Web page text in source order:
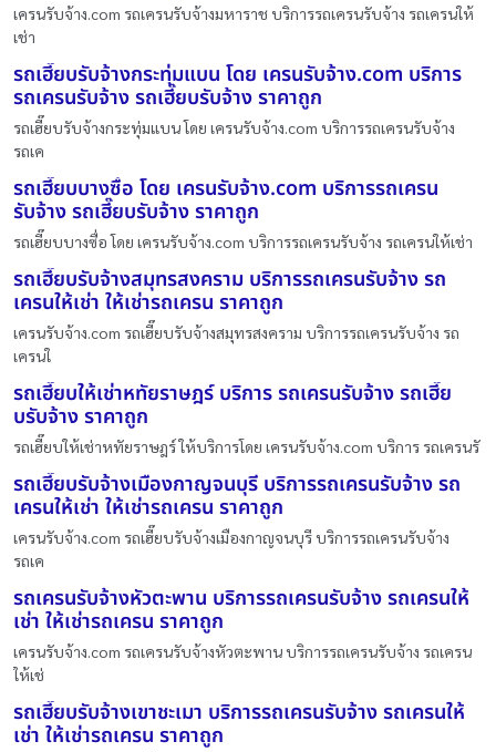
เครนรับจ้าง.com รถเครนรับจ้างมหาราช บริการรถเครนรับจ้าง รถเครนให้
เช่า
รถเฮี๊ยบรับจ้างกระทุ่มแบน โดย เครนรับจ้าง.com บริการ
รถเครนรับจ้าง รถเฮี๊ยบรับจ้าง ราคาถูก
รถเฮี๊ยบรับจ้างกระทุ่มแบน โดย เครนรับจ้าง.com บริการรถเครนรับจ้าง
รถเค
รถเฮี๊ยบบางซื่อ โดย เครนรับจ้าง.com บริการรถเครน
รับจ้าง รถเฮี๊ยบรับจ้าง ราคาถูก
รถเฮี๊ยบบางซื่อ โดย เครนรับจ้าง.com บริการรถเครนรับจ้าง รถเครนให้เช่า
รถเฮี๊ยบรับจ้างสมุทรสงคราม บริการรถเครนรับจ้าง รถ
เครนให้เช่า ให้เช่ารถเครน ราคาถูก
เครนรับจ้าง.com รถเฮี๊ยบรับจ้างสมุทรสงคราม บริการรถเครนรับจ้าง รถ
เครนใ
รถเฮี๊ยบให้เช่าหทัยราษฎร์ บริการ รถเครนรับจ้าง รถเฮี๊ย
บรับจ้าง ราคาถูก
รถเฮี๊ยบให้เช่าหทัยราษฎร์ ให้บริการโดย เครนรับจ้าง.com บริการ รถเครนรั
รถเฮี๊ยบรับจ้างเมืองกาญจนบุรี บริการรถเครนรับจ้าง รถ
เครนให้เช่า ให้เช่ารถเครน ราคาถูก
เครนรับจ้าง.com รถเฮี๊ยบรับจ้างเมืองกาญจนบุรี บริการรถเครนรับจ้าง
รถเค
รถเครนรับจ้างหัวตะพาน บริการรถเครนรับจ้าง รถเครนให้
เช่า ให้เช่ารถเครน ราคาถูก
เครนรับจ้าง.com รถเครนรับจ้างหัวตะพาน บริการรถเครนรับจ้าง รถเครน
ให้เช่
รถเฮี๊ยบรับจ้างเขาชะเมา บริการรถเครนรับจ้าง รถเครนให้
เช่า ให้เช่ารถเครน ราคาถูก